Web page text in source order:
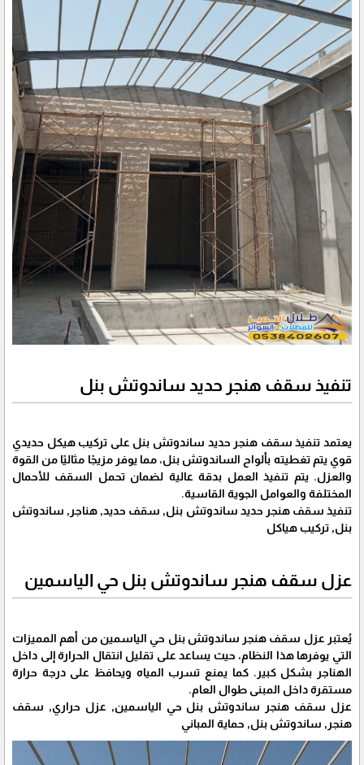
تنفيذ سقف هنجر حديد ساندوتش بنل
يعتمد تنفيذ سقف هنجر حديد ساندوتش بنل على تركيب هيكل حديدي
قوي يتم تغطيته بألواح الساندوتش بنل، مما يوفر مزيجًا مثاليًا من القوة
والعزل. يتم تنفيذ العمل بدقة عالية لضمان تحمل السقف للأحمال
المختلفة والعوامل الجوية القاسية.
تنفيذ سقف هنجر حديد ساندوتش بنل, سقف حديد, هناجر, ساندوتش
بنل, تركيب هياكل
عزل سقف هنجر ساندوتش بنل حي الياسمين
يُعتبر عزل سقف هنجر ساندوتش بنل حي الياسمين من أهم المميزات
التي يوفرها هذا النظام، حيث يساعد على تقليل انتقال الحرارة إلى داخل
الهناجر بشكل كبير. كما يمنع تسرب المياه ويحافظ على درجة حرارة
مستقرة داخل المبنى طوال العام.
عزل سقف هنجر ساندوتش بنل حي الياسمين, عزل حراري, سقف
هنجر, ساندوتش بنل, حماية المباني